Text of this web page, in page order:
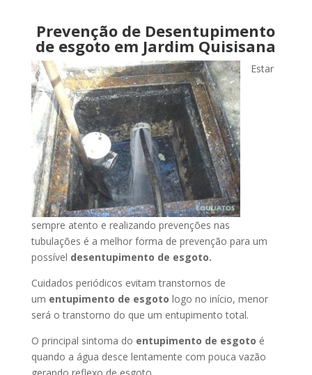
Prevenção de Desentupimento
de esgoto em Jardim Quisisana
Estar
sempre atento e realizando prevenções nas
tubulações é a melhor forma de prevenção para um
possível desentupimento de esgoto.
Cuidados periódicos evitam transtornos de
um entupimento de esgoto logo no início, menor
será o transtorno do que um entupimento total.
O principal sintoma do entupimento de esgoto é
quando a água desce lentamente com pouca vazão